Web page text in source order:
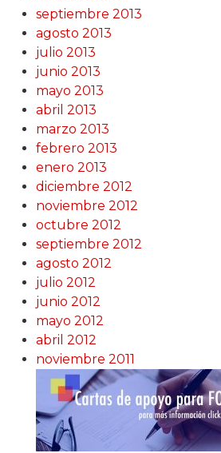
septiembre 2013
agosto 2013
julio 2013
junio 2013
mayo 2013
abril 2013
marzo 2013
febrero 2013
enero 2013
diciembre 2012
noviembre 2012
octubre 2012
septiembre 2012
agosto 2012
julio 2012
junio 2012
mayo 2012
abril 2012
noviembre 2011